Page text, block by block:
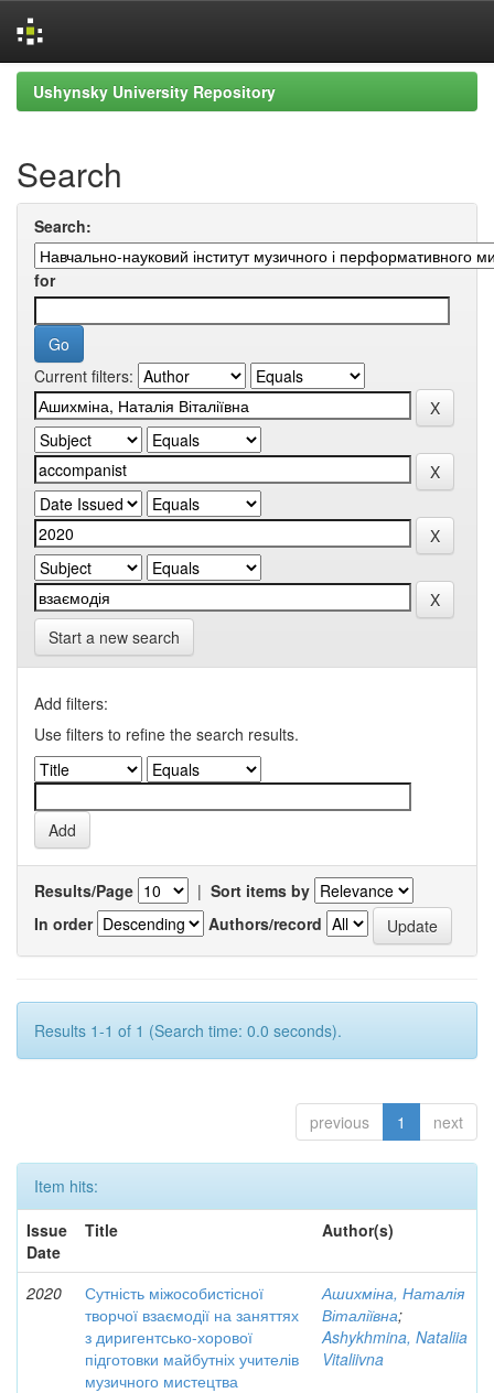
Skip
navigation
Ushynsky University Repository
Search
Search:
for
Current filters:
Start a new search
Add filters:
Use filters to refine the search results.
Results/Page | Sort items by
In order
Authors/record
Results 1-1 of 1 (Search time: 0.0 seconds).
previous 1 next
Item hits:
Issue
Date
Title Author(s)
2020
Сутність міжособистісної
творчої взаємодії на заняттях
з диригентсько-хорової
підготовки майбутніх учителів
музичного мистецтва
Ашихміна, Наталія
Віталіївна;
Ashykhmina, Nataliia
Vitaliivna